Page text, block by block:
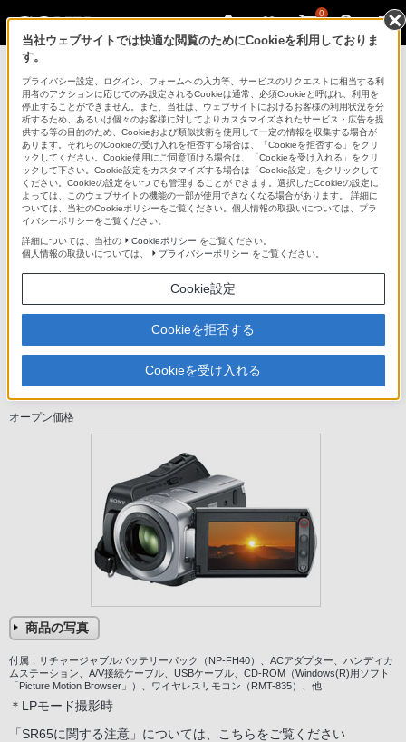
0
DCR-SR65
撮影や持ち運びに快適な小型・軽量ボディ。40GBハードディスク
に最長約27時間（＊）記録
デジタルビデオカメラレコーダー
DCR-SR65
生産完了
オープン価格
商品の写真
付属：リチャージャブルバッテリーパック（NP-FH40）、ACアダプター、ハンディカ
ムステーション、A/V接続ケーブル、USBケーブル、CD-ROM（Windows(R)用ソフト
「Picture Motion Browser」）、ワイヤレスリモコン（RMT-835）、他
＊LPモード撮影時
「SR65に関する注意」については、こちらをご覧ください
当社ウェブサイトでは快適な閲覧のためにCookieを利用しておりま
す。
プライバシー設定、ログイン、フォームへの入力等、サービスのリクエストに相当する利
用者のアクションに応じてのみ設定されるCookieは通常、必須Cookieと呼ばれ、利用を
停止することができません。また、当社は、ウェブサイトにおけるお客様の利用状況を分
析するため、あるいは個々のお客様に対してよりカスタマイズされたサービス・広告を提
供する等の目的のため、Cookieおよび類似技術を使用して一定の情報を収集する場合が
あります。それらのCookieの受け入れを拒否する場合は、「Cookieを拒否する」をクリ
ックしてください。Cookie使用にご同意頂ける場合は、「Cookieを受け入れる」をクリ
ックして下さい。Cookie設定をカスタマイズする場合は「Cookie設定」をクリックして
ください。Cookieの設定をいつでも管理することができます。選択したCookieの設定に
よっては、このウェブサイトの機能の一部が使用できなくなる場合があります。 詳細に
ついては、当社のCookieポリシーをご覧ください。個人情報の取扱いについては、プラ
イバシーポリシーをご覧ください。
詳細については、当社の
Cookieポリシー をご覧ください。
個人情報の取扱いについては、
プライバシーポリシー をご覧ください。
Cookie設定
Cookieを拒否する
Cookieを受け入れる